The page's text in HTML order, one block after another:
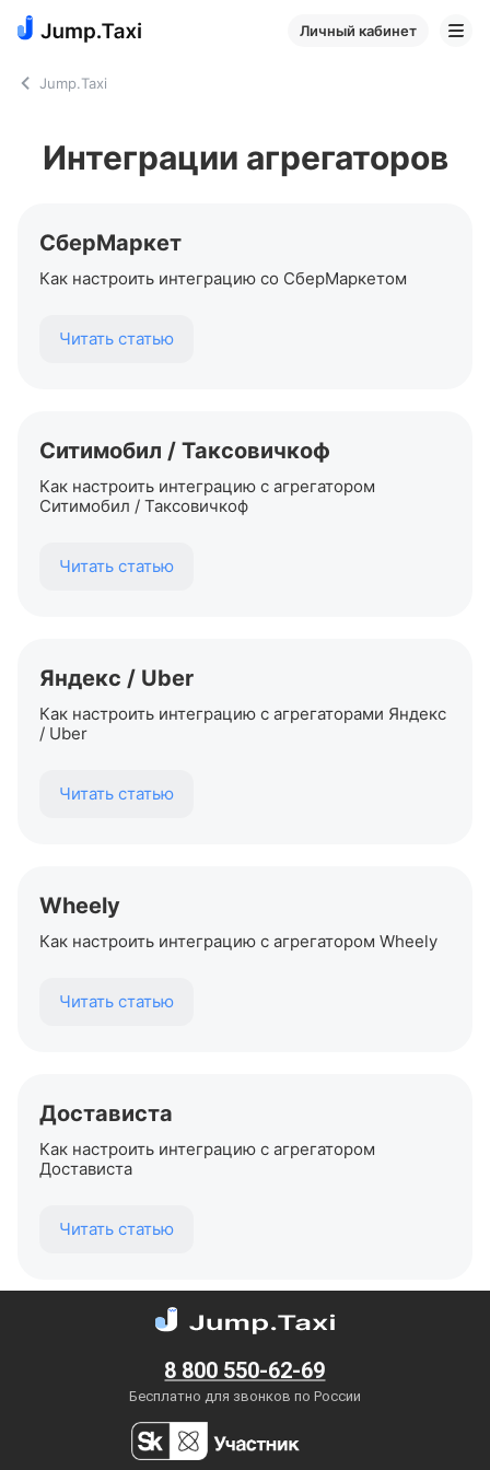
Личный кабинет
Jump.Taxi
Интеграции агрегаторов
СберМаркет
Как настроить интеграцию со СберМаркетом
Читать статью
Ситимобил / Таксовичкоф
Как настроить интеграцию с агрегатором
Ситимобил / Таксовичкоф
Читать статью
Яндекс / Uber
Как настроить интеграцию с агрегаторами Яндекс
/ Uber
Читать статью
Wheely
Как настроить интеграцию с агрегатором Wheely
Читать статью
Достависта
Как настроить интеграцию с агрегатором
Достависта
Читать статью
8 800 550-62-69
Бесплатно для звонков по России